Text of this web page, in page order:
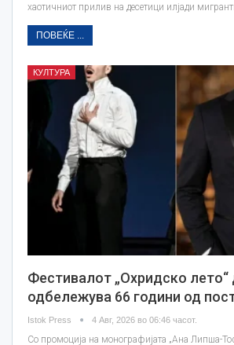
хаотичниот прилив на десетици илјади
ПОВЕЌЕ ...
КУЛТУРА
Фестивалот „Охридско лето“
одбележува 66 години од
Istok Press 4 Авг, 2026 во 06:46 часот.
Со промоција на монографијата „Ана Липша-